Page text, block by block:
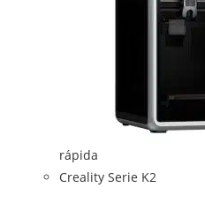
rápida
Creality Serie K2